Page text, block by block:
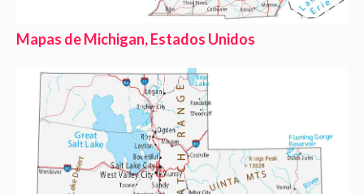
Mapas de Michigan, Estados Unidos